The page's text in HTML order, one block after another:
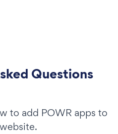
Questions
to add POWR apps to